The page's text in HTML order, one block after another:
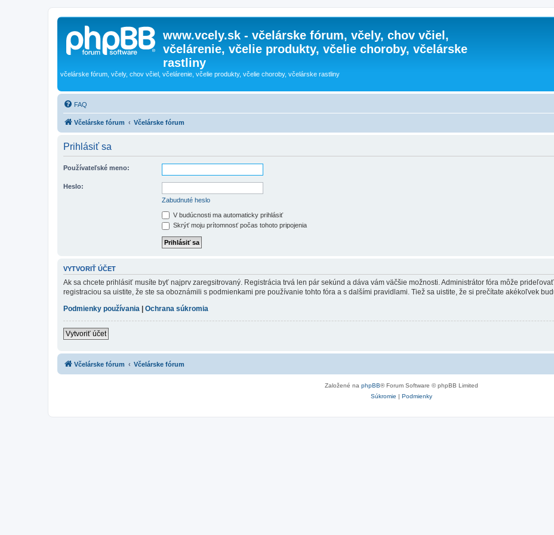
www.vcely.sk - včelárske fórum, včely, chov včiel,
včelárenie, včelie produkty, včelie choroby, včelárske
rastliny
včelárske fórum, včely, chov včiel, včelárenie, včelie produkty, včelie choroby, včelárske rastliny
FAQ
Včelárske fórum Včelárske fórum
Prihlásiť sa
Používateľské meno:
Heslo:
Zabudnuté heslo
V budúcnosti ma automaticky prihlásiť
Skrýť moju prítomnosť počas tohoto pripojenia
VYTVORIŤ ÚČET
Ak sa chcete prihlásiť musíte byť najprv zaregsitrovaný. Registrácia trvá len pár sekúnd a dáva vám väčšie možnosti. Administrátor fóra môže
registraciou sa uistite, že ste sa oboznámili s podmienkami pre používanie tohto fóra a s dalšími pravidlami. Tiež sa uistite, že si prečítate akékoľvek
Podmienky používania
Ochrana súkromia
Vytvoriť účet
Včelárske fórum Včelárske fórum
Založené na phpBB® Forum Software © phpBB Limited
Súkromie | Podmienky